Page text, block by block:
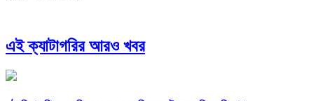
এই ক্যাটাগরির আরও খবর